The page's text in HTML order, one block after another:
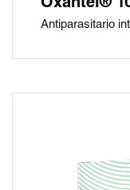
Oxantel®
Antiparasitario